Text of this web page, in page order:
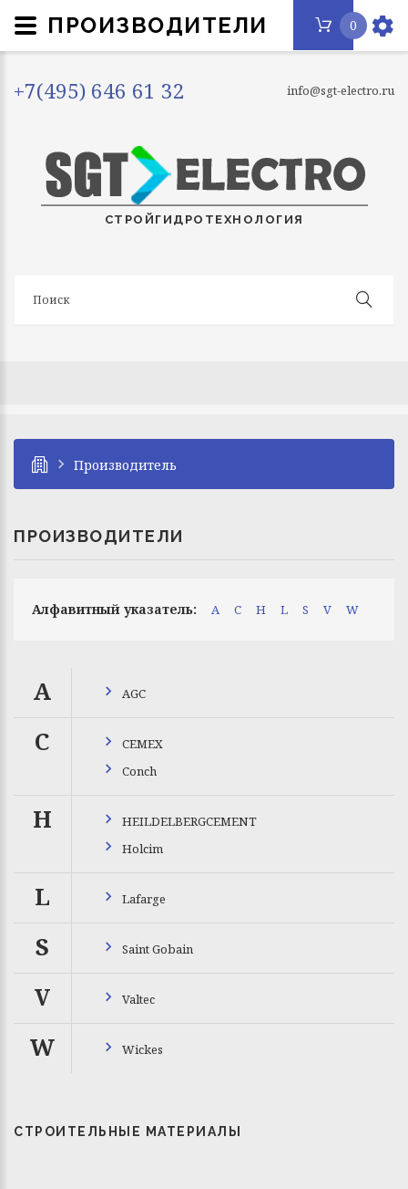
+7(495) 646 61 32 info@sgt-electro.ru
СТРОЙГИДРОТЕХНОЛОГИЯ
0
Производитель
ПРОИЗВОДИТЕЛИ
Алфавитный указатель: A C H L S V W
A AGC
C
CEMEX
Conch
H
HEILDELBERGCEMENT
Holcim
L Lafarge
S Saint Gobain
V Valtec
W Wickes
СТРОИТЕЛЬНЫЕ МАТЕРИАЛЫ
ПРОИЗВОДИТЕЛИ